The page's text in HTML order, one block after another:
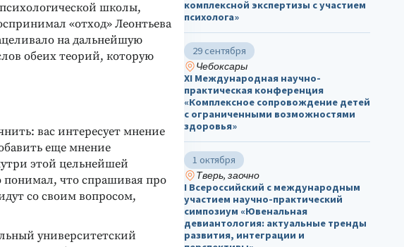
школы,
«отход» Леонтьева
на дальнейшую
обеих теорий, которую
вас интересует мнение
еще мнение
этой цельнейшей
понимал, что спрашивая про
со своим вопросом,
университетский
комплексной экспертизы с участием
психолога»
29 сентября
Чебоксары
ХΙ Международная научно-
практическая конференция
«Комплексное сопровождение детей
с ограниченными возможностями
здоровья»
1 октября
Тверь, заочно
I Всероссийский с международным
участием научно-практический
симпозиум «Ювенальная
девиантология: актуальные тренды
развития, интеграции и